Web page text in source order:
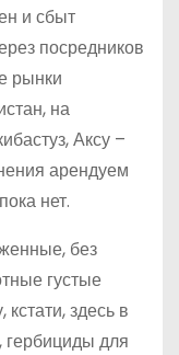
и сбыт
посредников
рынки
на
Аксу –
арендуем
нет.
без
густые
здесь в
для